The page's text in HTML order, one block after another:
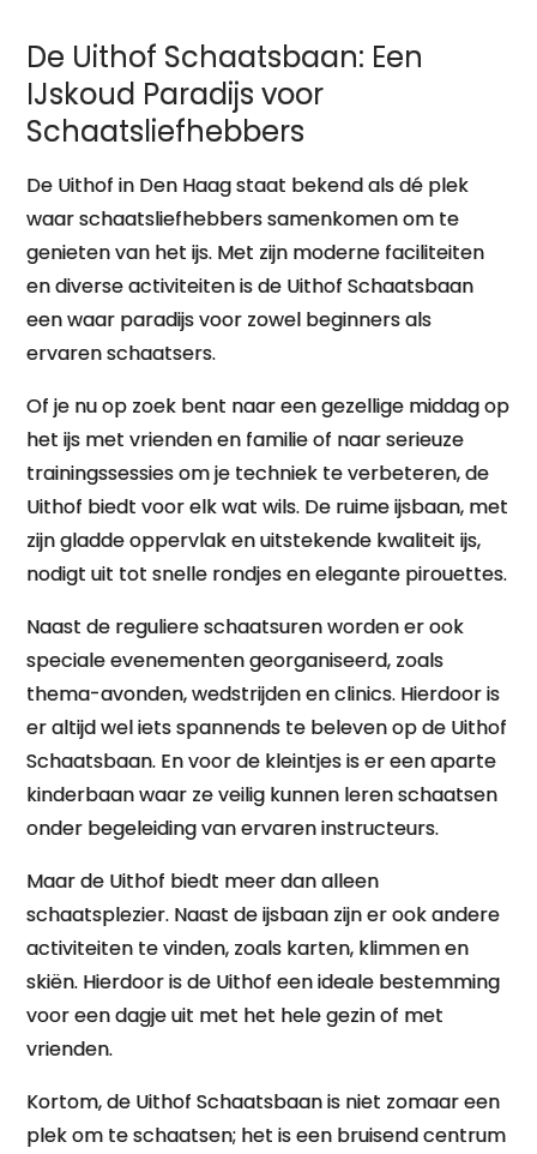
De Uithof Schaatsbaan: Een
IJskoud Paradijs voor
Schaatsliefhebbers
De Uithof in Den Haag staat bekend als dé plek
waar schaatsliefhebbers samenkomen om te
genieten van het ijs. Met zijn moderne faciliteiten
en diverse activiteiten is de Uithof Schaatsbaan
een waar paradijs voor zowel beginners als
ervaren schaatsers.
Of je nu op zoek bent naar een gezellige middag op
het ijs met vrienden en familie of naar serieuze
trainingssessies om je techniek te verbeteren, de
Uithof biedt voor elk wat wils. De ruime ijsbaan, met
zijn gladde oppervlak en uitstekende kwaliteit ijs,
nodigt uit tot snelle rondjes en elegante pirouettes.
Naast de reguliere schaatsuren worden er ook
speciale evenementen georganiseerd, zoals
thema-avonden, wedstrijden en clinics. Hierdoor is
er altijd wel iets spannends te beleven op de Uithof
Schaatsbaan. En voor de kleintjes is er een aparte
kinderbaan waar ze veilig kunnen leren schaatsen
onder begeleiding van ervaren instructeurs.
Maar de Uithof biedt meer dan alleen
schaatsplezier. Naast de ijsbaan zijn er ook andere
activiteiten te vinden, zoals karten, klimmen en
skiën. Hierdoor is de Uithof een ideale bestemming
voor een dagje uit met het hele gezin of met
vrienden.
Kortom, de Uithof Schaatsbaan is niet zomaar een
plek om te schaatsen; het is een bruisend centrum